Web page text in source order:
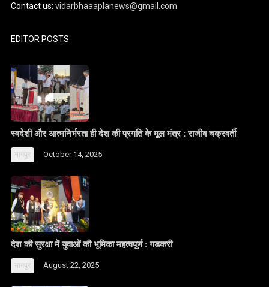
Contact us:vidarbhaaaplanews@gmail.com
EDITOR POSTS
स्वदेशी और आत्मनिर्भरता ही देश की प्रगति के मूल मंत्र : राजीब चक्रवर्ती
नागपुर October 14, 2025
देश की सुरक्षा में युवाओं की भूमिका महत्वपूर्ण : गडकरी
नागपुर August 22, 2025